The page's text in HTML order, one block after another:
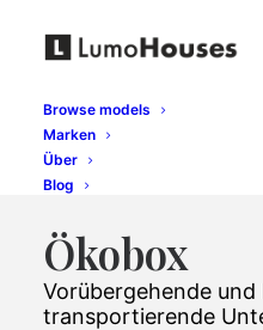
Browse models
Marken
Über
Blog
Ökobox
Vorübergehende und
transportierende